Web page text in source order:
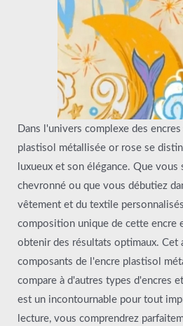
Dans l'univers complexe des
plastisol métallisée or rose se
luxueux et son élégance. Que
chevronné ou que vous débutiez
vêtement et du textile
composition unique de cette encre
obtenir des résultats optimaux. Cet
composants de l'encre plastisol
compare à d'autres types d'encres
est un incontournable pour tout
lecture, vous comprendrez